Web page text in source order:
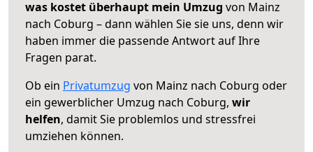
was kostet überhaupt mein Umzug von Mainz
nach Coburg – dann wählen Sie sie uns, denn wir
haben immer die passende Antwort auf Ihre
Fragen parat.
Ob ein Privatumzug von Mainz nach Coburg oder
ein gewerblicher Umzug nach Coburg, wir
helfen, damit Sie problemlos und stressfrei
umziehen können.